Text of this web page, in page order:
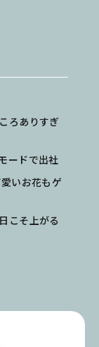
ろありすぎ
ードで出社
いお花もゲ
こそ上がる